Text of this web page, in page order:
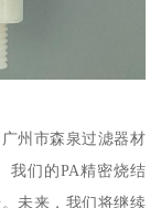
州市森泉过滤器材
我们的PA精密烧结
未来，我们将继续